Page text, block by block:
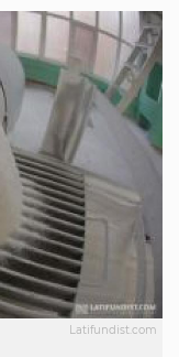
Latifundist.com